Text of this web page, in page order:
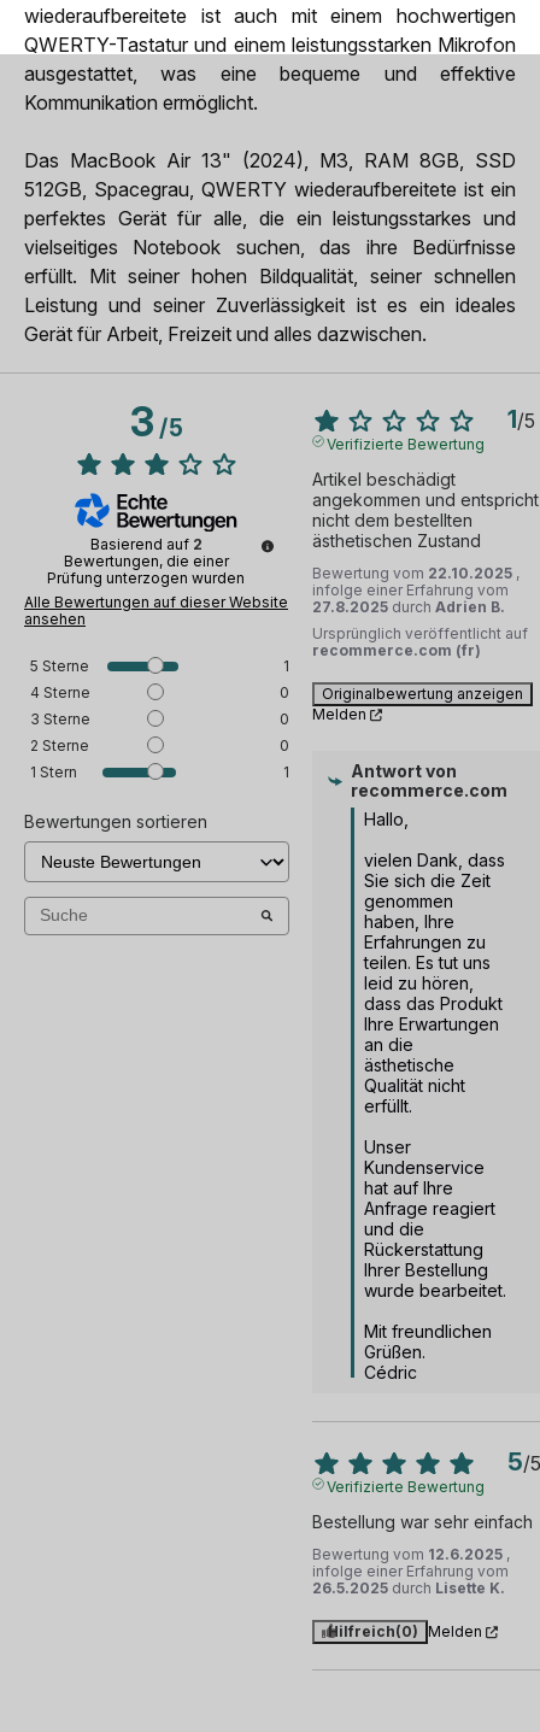
wiederaufbereitete ist auch mit einem hochwertigen
QWERTY-Tastatur und einem leistungsstarken Mikrofon
ausgestattet, was eine bequeme und effektive
Kommunikation ermöglicht.
Das MacBook Air 13" (2024), M3, RAM 8GB, SSD
512GB, Spacegrau, QWERTY wiederaufbereitete ist ein
perfektes Gerät für alle, die ein leistungsstarkes und
vielseitiges Notebook suchen, das ihre Bedürfnisse
erfüllt. Mit seiner hohen Bildqualität, seiner schnellen
Leistung und seiner Zuverlässigkeit ist es ein ideales
Gerät für Arbeit, Freizeit und alles dazwischen.
3/5
Basierend auf 2
Bewertungen, die einer
Prüfung unterzogen wurden
Alle Bewertungen auf dieser Website
ansehen
5 Sterne
1
4 Sterne
0
3 Sterne
0
2 Sterne
0
1 Stern 1
Bewertungen sortieren
1/5
Verifizierte Bewertung
Artikel beschädigt
angekommen und entspricht
nicht dem bestellten
ästhetischen Zustand
Bewertung vom 22.10.2025 ,
infolge einer Erfahrung vom
27.8.2025 durch Adrien B.
Ursprünglich veröffentlicht auf
recommerce.com (fr)
Originalbewertung anzeigen
Melden
Antwort von
recommerce.com
Hallo,
vielen Dank, dass
Sie sich die Zeit
genommen
haben, Ihre
Erfahrungen zu
teilen. Es tut uns
leid zu hören,
dass das Produkt
Ihre Erwartungen
an die
ästhetische
Qualität nicht
erfüllt.
Unser
Kundenservice
hat auf Ihre
Anfrage reagiert
und die
Rückerstattung
Ihrer Bestellung
wurde bearbeitet.
Mit freundlichen
Grüßen.
Cédric
5/5
Verifizierte Bewertung
Bestellung war sehr einfach
Bewertung vom 12.6.2025 ,
infolge einer Erfahrung vom
26.5.2025 durch Lisette K.
Hilfreich(0) Melden